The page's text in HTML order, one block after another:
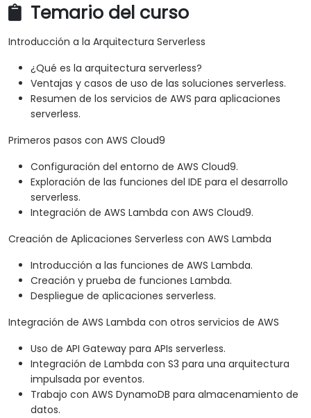
Temario del curso
Introducción a la Arquitectura Serverless
¿Qué es la arquitectura serverless?
Ventajas y casos de uso de las soluciones serverless.
Resumen de los servicios de AWS para aplicaciones
serverless.
Primeros pasos con AWS Cloud9
Configuración del entorno de AWS Cloud9.
Exploración de las funciones del IDE para el desarrollo
serverless.
Integración de AWS Lambda con AWS Cloud9.
Creación de Aplicaciones Serverless con AWS Lambda
Introducción a las funciones de AWS Lambda.
Creación y prueba de funciones Lambda.
Despliegue de aplicaciones serverless.
Integración de AWS Lambda con otros servicios de AWS
Uso de API Gateway para APIs serverless.
Integración de Lambda con S3 para una arquitectura
impulsada por eventos.
Trabajo con AWS DynamoDB para almacenamiento de
datos.